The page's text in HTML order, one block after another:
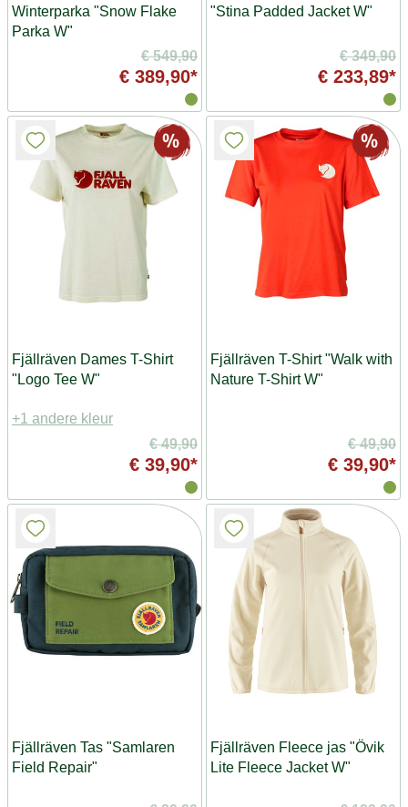
Winterparka "Snow Flake
Parka W"
€ 549,90
€ 389,90*
"Stina Padded Jacket W"
€ 349,90
€ 233,89*
Fjällräven Dames T-Shirt
"Logo Tee W"
+1 andere kleur
€ 49,90
€ 39,90*
Fjällräven T-Shirt "Walk with
Nature T-Shirt W"
€ 49,90
€ 39,90*
Fjällräven Tas "Samlaren
Field Repair"
Fjällräven Fleece jas "Övik
Lite Fleece Jacket W"